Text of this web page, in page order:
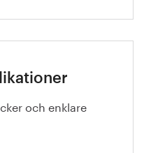
och enklare